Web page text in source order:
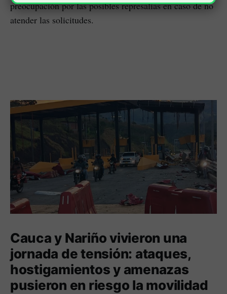
preocupación por las posibles represalias en caso de no
atender las solicitudes.
Cauca y Nariño vivieron una
jornada de tensión: ataques,
hostigamientos y amenazas
pusieron en riesgo la movilidad